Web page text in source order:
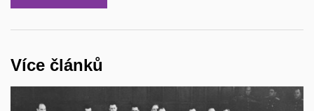
Více článků